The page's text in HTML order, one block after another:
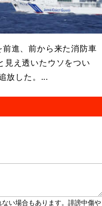
進、前から来た消防車
見え透いたウソをつい
放した。...